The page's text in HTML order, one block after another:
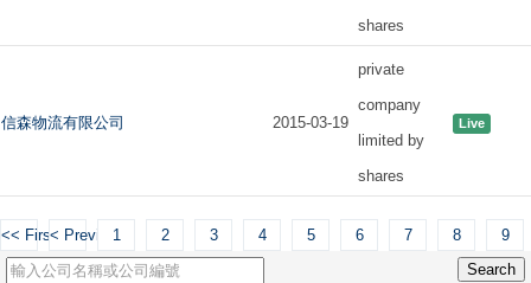
shares
信森物流有限公司 2015-03-19
private
company
limited by
shares
Live
<< First< Previous1 2 3 4 5 6 7 8 9